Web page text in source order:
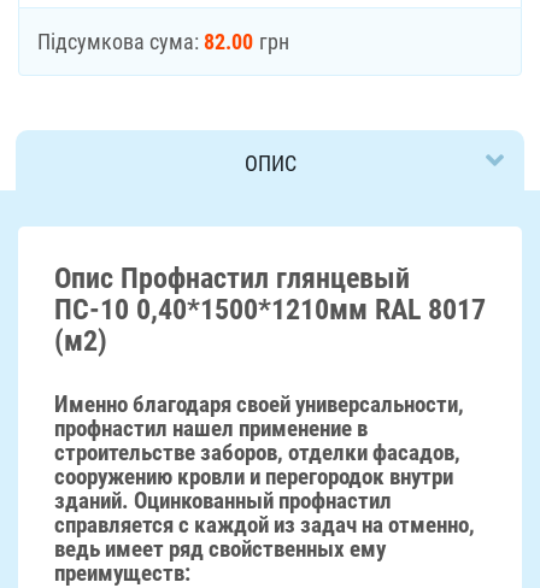
Підсумкова сума: 82.00 грн
ОПИС
ДОСТАВКА
Опис Профнастил глянцевый
ПС-10 0,40*1500*1210мм RAL 8017
(м2)
Именно благодаря своей универсальности,
профнастил нашел применение в
строительстве заборов, отделки фасадов,
сооружению кровли и перегородок внутри
зданий. Оцинкованный профнастил
справляется с каждой из задач на отменно,
ведь имеет ряд свойственных ему
преимуществ: